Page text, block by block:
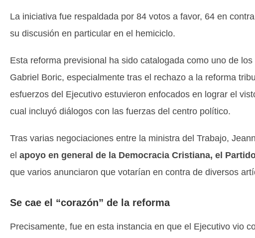
La iniciativa fue respaldada por 84 votos a favor, 64 en
su discusión en particular en el hemiciclo.
Esta reforma previsional ha sido catalogada como uno de
Gabriel Boric, especialmente tras el rechazo a la reforma
esfuerzos del Ejecutivo estuvieron enfocados en lograr el
cual incluyó diálogos con las fuerzas del centro político.
Tras varias negociaciones entre la ministra del Trabajo,
el apoyo en general de la Democracia Cristiana, el
que varios anunciaron que votarían en contra de diversos
Se cae el “corazón” de la reforma
Precisamente, fue en esta instancia en que el Ejecutivo vio